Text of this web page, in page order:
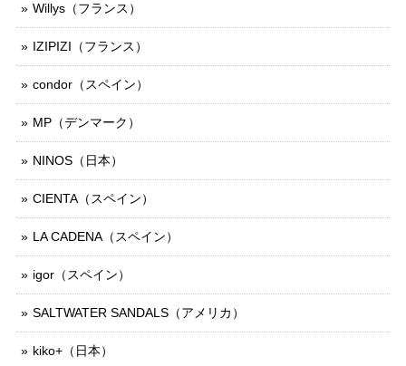
Willys（フランス）
IZIPIZI（フランス）
condor（スペイン）
MP（デンマーク）
NINOS（日本）
CIENTA（スペイン）
LA CADENA（スペイン）
igor（スペイン）
SALTWATER SANDALS（アメリカ）
kiko+（日本）